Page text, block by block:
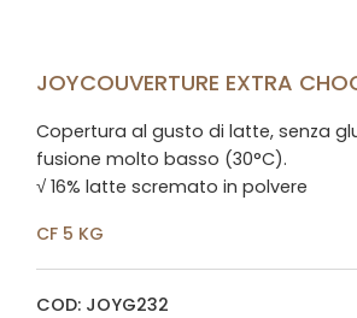
JOYCOUVERTURE EXTRA
Copertura al gusto di latte, senza
fusione molto basso (30°C).
√ 16% latte scremato in polvere
CF 5 KG
COD: JOYG232